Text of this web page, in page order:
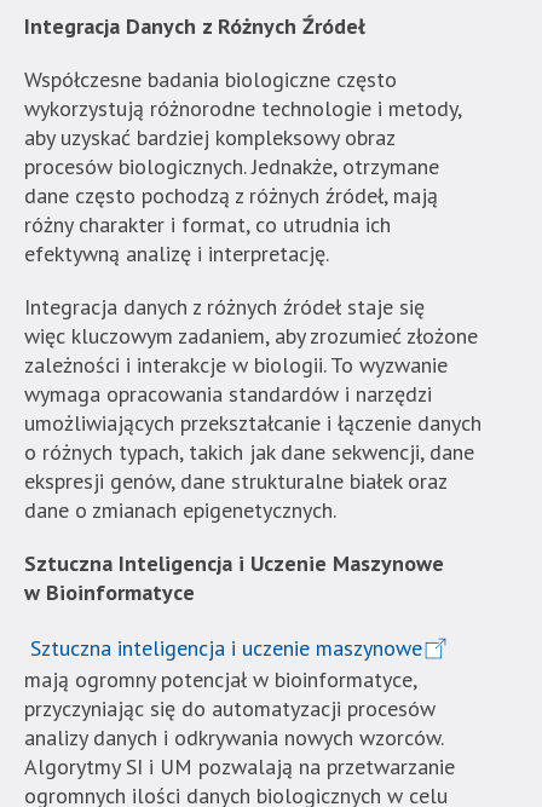
nawigacja
obsługiwana
jest
standardowy
sposób.
Integracja Danych z Różnych Źródeł
Współczesne badania biologiczne często
wykorzystują różnorodne technologie i metody,
aby uzyskać bardziej kompleksowy obraz
procesów biologicznych. Jednakże, otrzymane
dane często pochodzą z różnych źródeł, mają
różny charakter i format, co utrudnia ich
efektywną analizę i interpretację.
Integracja danych z różnych źródeł staje się
więc kluczowym zadaniem, aby zrozumieć złożone
zależności i interakcje w biologii. To wyzwanie
wymaga opracowania standardów i narzędzi
umożliwiających przekształcanie i łączenie danych
o różnych typach, takich jak dane sekwencji, dane
ekspresji genów, dane strukturalne białek oraz
dane o zmianach epigenetycznych.
Sztuczna Inteligencja i Uczenie Maszynowe
w Bioinformatyce
Sztuczna inteligencja i uczenie maszynowe
mają ogromny potencjał w bioinformatyce,
przyczyniając się do automatyzacji procesów
analizy danych i odkrywania nowych wzorców.
Algorytmy SI i UM pozwalają na przetwarzanie
ogromnych ilości danych biologicznych w celu